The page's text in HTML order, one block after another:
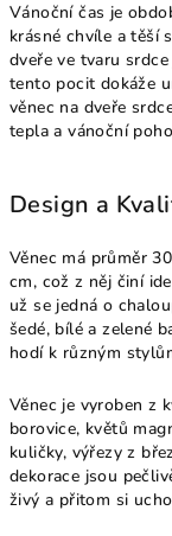
Vánoční čas je
krásné chvíle a těší
dveře ve tvaru
tento pocit dokáže
věnec na dveře
tepla a vánoční
Design a
Věnec má průměr
cm, což z něj činí
už se jedná o
šedé, bílé a zelené
hodí k různým
Věnec je vyroben z
borovice, květů
kuličky, výřezy z
dekorace jsou
živý a přitom si